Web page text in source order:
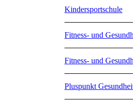
Kindersportschule
Fitness- und
Fitness- und
Pluspunkt